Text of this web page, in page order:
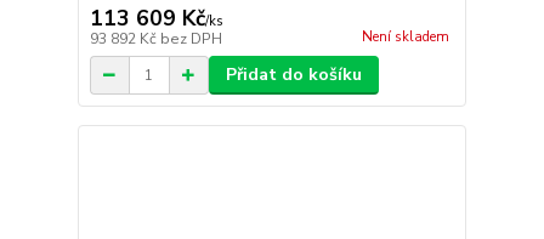
113 609 Kč/ks
93 892 Kč bez DPH Není skladem
Přidat do košíku